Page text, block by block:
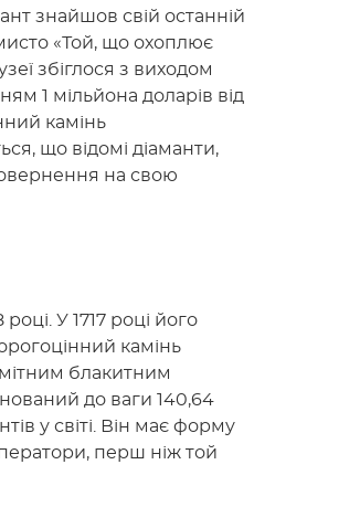
знайшов свій останній
«Той, що охоплює
збіглося з виходом
1 мільйона доларів від
камінь
що відомі діаманти,
на свою
У 1717 році його
камінь
блакитним
до ваги 140,64
у світі. Він має форму
перш ніж той